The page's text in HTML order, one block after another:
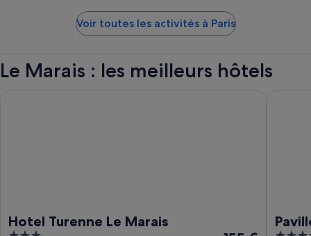
Voir toutes les activités à Paris
Le Marais : les meilleurs hôtels
Hotel Turenne Le Marais